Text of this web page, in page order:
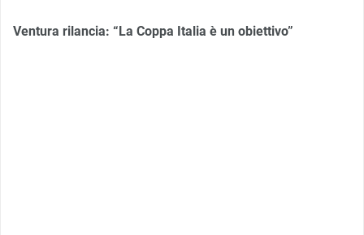
Ventura rilancia: “La Coppa Italia è un obiettivo”